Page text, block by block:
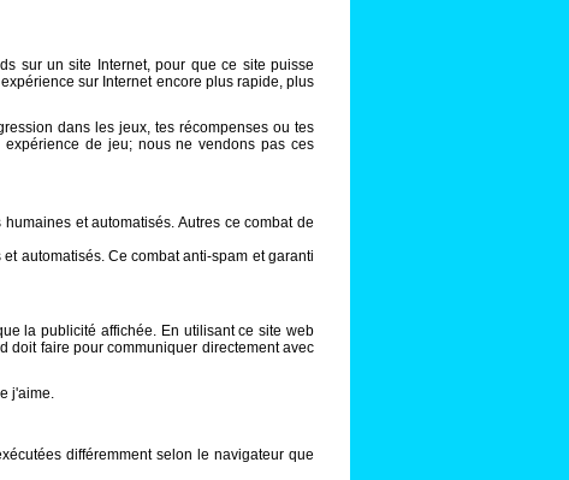
sur un site Internet, pour que ce site puisse
sur Internet encore plus rapide, plus
dans les jeux, tes récompenses ou tes
de jeu; nous ne vendons pas ces
et automatisés. Autres ce combat de
automatisés. Ce combat anti-spam et garanti
la publicité affichée. En utilisant ce site web
doit faire pour communiquer directement avec
j'aime.
différemment selon le navigateur que